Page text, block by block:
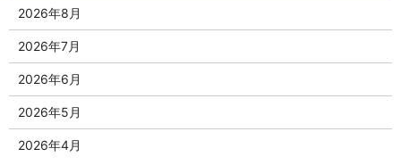
2026年8月
2026年7月
2026年6月
2026年5月
2026年4月